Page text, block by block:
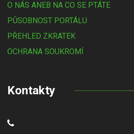
O NÁS ANEB NA CO SE PTÁTE
PŮSOBNOST PORTÁLU
PŘEHLED ZKRATEK
OCHRANA SOUKROMÍ
Kontakty